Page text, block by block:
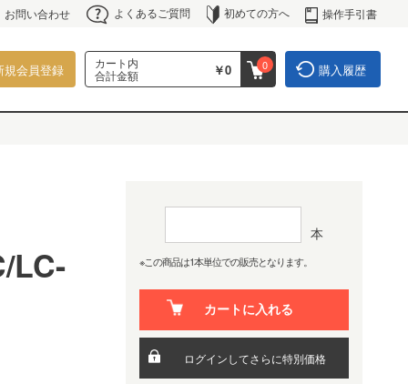
お問い合わせ よくあるご質問 初めての方へ 操作手引書
規会員登録
カート内
合計金額
￥0 0 購入履歴
LC-
本
※この商品は1本単位での販売となります。
カートに入れる
ログインしてさらに特別価格